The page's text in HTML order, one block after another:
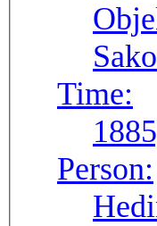
Time:
Person: